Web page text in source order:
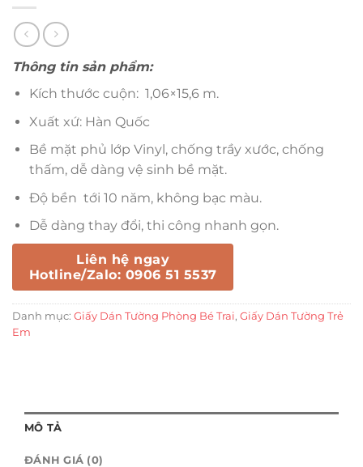
Thông tin sản phẩm:
Kích thước cuộn: 1,06×15,6 m.
Xuất xứ: Hàn Quốc
Bề mặt phủ lớp Vinyl, chống trầy xước, chống
thấm, dễ dàng vệ sinh bề mặt.
Độ bền tới 10 năm, không bạc màu.
Dễ dàng thay đổi, thi công nhanh gọn.
Liên hệ ngay
Hotline/Zalo: 0906 51 5537
Danh mục: Giấy Dán Tường Phòng Bé Trai, Giấy Dán Tường Trẻ
Em
MÔ TẢ
ĐÁNH GIÁ (0)